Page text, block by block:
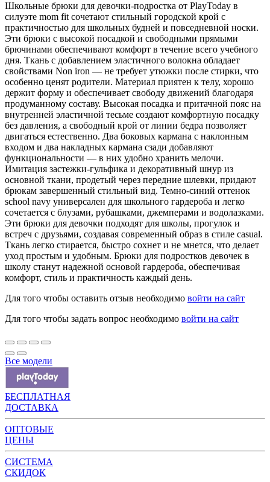
Школьные брюки для девочки-подростка от PlayToday в
силуэте mom fit сочетают стильный городской крой с
практичностью для школьных будней и повседневной носки.
Эти брюки с высокой посадкой и свободными прямыми
брючинами обеспечивают комфорт в течение всего учебного
дня. Ткань с добавлением эластичного волокна обладает
свойствами Non iron — не требует утюжки после стирки, что
особенно ценят родители. Материал приятен к телу, хорошо
держит форму и обеспечивает свободу движений благодаря
продуманному составу. Высокая посадка и притачной пояс на
внутренней эластичной тесьме создают комфортную посадку
без давления, а свободный крой от линии бедра позволяет
двигаться естественно. Два боковых кармана с наклонным
входом и два накладных кармана сзади добавляют
функциональности — в них удобно хранить мелочи.
Имитация застежки-гульфика и декоративный шнур из
основной ткани, продетый через передние шлевки, придают
брюкам завершенный стильный вид. Темно-синий оттенок
school navy универсален для школьного гардероба и легко
сочетается с блузами, рубашками, джемперами и водолазками.
Эти брюки для девочки подходят для школы, прогулок и
встреч с друзьями, создавая современный образ в стиле casual.
Ткань легко стирается, быстро сохнет и не мнется, что делает
уход простым и удобным. Брюки для подростков девочек в
школу станут надежной основой гардероба, обеспечивая
комфорт, стиль и практичность каждый день.
Для того чтобы оставить отзыв необходимо войти на сайт
Для того чтобы задать вопрос необходимо войти на сайт
Все модели
БЕСПЛАТНАЯ
ДОСТАВКА
ОПТОВЫЕ
ЦЕНЫ
СИСТЕМА
СКИДОК